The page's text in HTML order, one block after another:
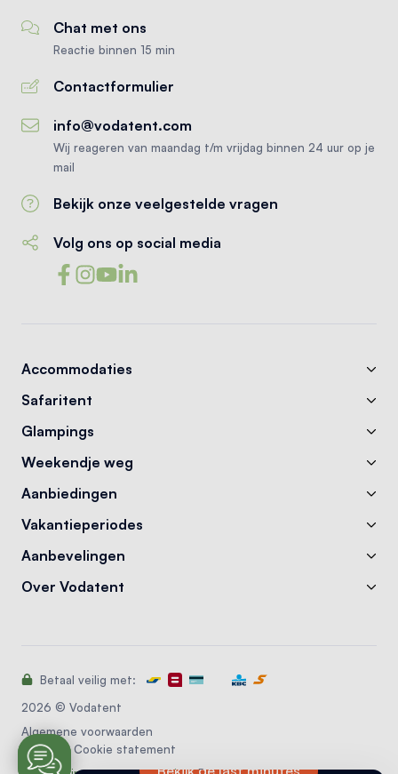
Chat met ons
Reactie binnen 15 min
Contactformulier
info@vodatent.com
Wij reageren van maandag t/m vrijdag binnen 24 uur op je
mail
Bekijk onze veelgestelde vragen
Volg ons op social media
Accommodaties
Safaritent
Glampings
Weekendje weg
Aanbiedingen
Vakantieperiodes
Aanbevelingen
Over Vodatent
2026 © Vodatent
Algemene voorwaarden
Privacy & Cookie statement
Betaal veilig met:
Last minute zomervakantie?
Profiteer nu van korting tot 40% en vertrek
deze zomer nog naar jouw favoriete